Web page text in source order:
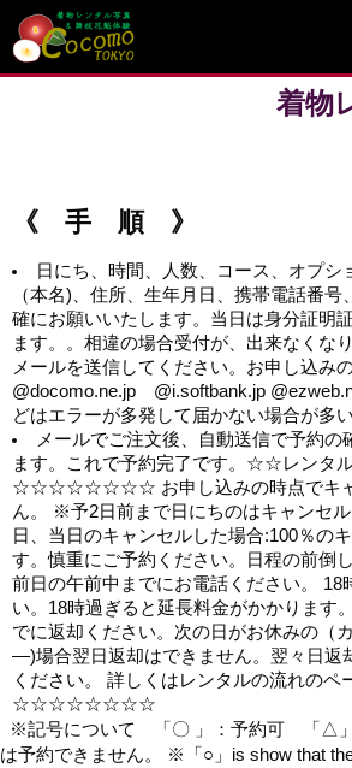
着物
《 手 順 》
日にち、時間、人数、コース、オプシ
（本名)、住所、生年月日、携帯電話番
確にお願いいたします。当日は身分証明
ます。。相違の場合受付が、出来なくな
メールを送信してください。お申し込み
@docomo.ne.jp @i.softbank.jp
どはエラーが多発して届かない場合が多い
メールでご注文後、自動送信で予約の
ます。これで予約完了です。☆☆レンタ
☆☆☆☆☆☆☆☆ お申し込みの時点でキャ
ん。 ※予2日前まで日にちのはキャンセ
日、当日のキャンセルした場合:100％の
す。慎重にご予約ください。日程の前倒
前日の午前中までにお電話ください。 18
い。18時過ぎると延長料金がかかります
でに返却ください。次の日がお休みの（
―)場合翌日返却はできません。翌々日返
ください。 詳しくはレンタルの流れのペ
☆☆☆☆☆☆☆☆
※記号について 「〇 」：予約可 「△
は予約できません。 ※「○」is show that